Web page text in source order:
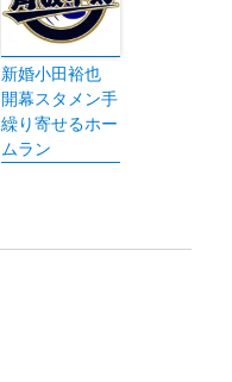
新婚小田裕也
開幕スタメン手
繰り寄せるホー
ムラン